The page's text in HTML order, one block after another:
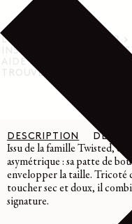
LIVRAISON ET RETOUR
INSTRUCTIONS
AIDE
TROUVER UN MAGASIN
DESCRIPTION DÉTAILS
Issu de la famille Twisted,
asymétrique : sa patte de
envelopper la taille. Tricoté
toucher sec et doux, il
signature.